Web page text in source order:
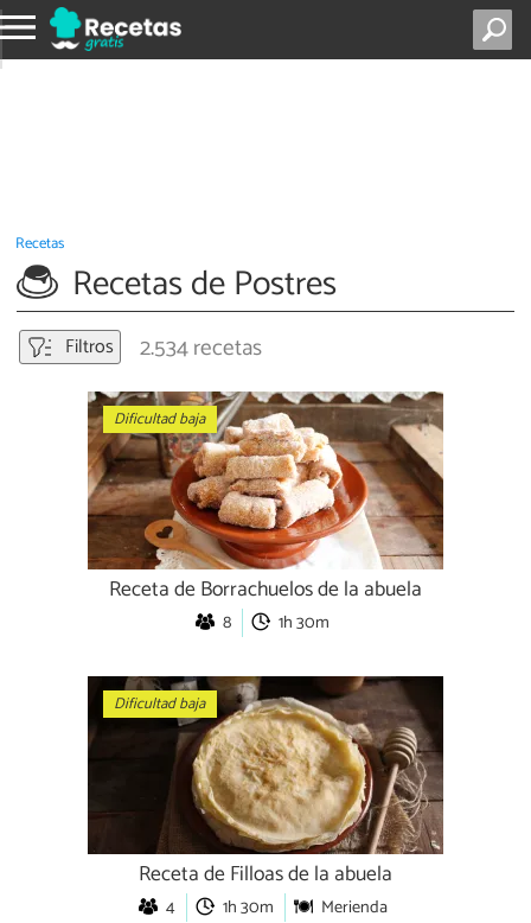
Recetas
Recetas de Postres
Filtros 2.534 recetas
Dificultad baja
Receta de Borrachuelos de la abuela
8 1h 30m
Dificultad baja
Receta de Filloas de la abuela
4 1h 30m Merienda